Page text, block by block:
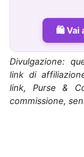
Vai
Divulgazione:
link di
link, Purse &
commissione,